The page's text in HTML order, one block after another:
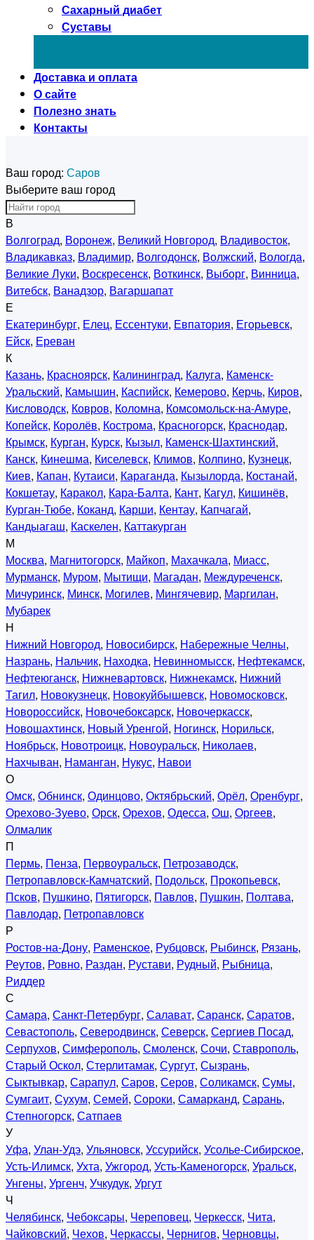
Сахарный диабет
Суставы
Доставка и оплата
О сайте
Полезно знать
Контакты
Ваш город: Саров
Выберите ваш город
В
Волгоград, Воронеж, Великий Новгород, Владивосток,
Владикавказ, Владимир, Волгодонск, Волжский, Вологда,
Великие Луки, Воскресенск, Воткинск, Выборг, Винница,
Витебск, Ванадзор, Вагаршапат
Е
Екатеринбург, Елец, Ессентуки, Евпатория, Егорьевск,
Ейск, Ереван
К
Казань, Красноярск, Калининград, Калуга, Каменск-
Уральский, Камышин, Каспийск, Кемерово, Керчь, Киров,
Кисловодск, Ковров, Коломна, Комсомольск-на-Амуре,
Копейск, Королёв, Кострома, Красногорск, Краснодар,
Крымск, Курган, Курск, Кызыл, Каменск-Шахтинский,
Канск, Кинешма, Киселевск, Климов, Колпино, Кузнецк,
Киев, Капан, Кутаиси, Караганда, Кызылорда, Костанай,
Кокшетау, Каракол, Кара-Балта, Кант, Кагул, Кишинёв,
Курган-Тюбе, Коканд, Карши, Кентау, Капчагай,
Кандыагаш, Каскелен, Каттакурган
М
Москва, Магнитогорск, Майкоп, Махачкала, Миасс,
Мурманск, Муром, Мытищи, Магадан, Междуреченск,
Мичуринск, Минск, Могилев, Мингячевир, Маргилан,
Мубарек
Н
Нижний Новгород, Новосибирск, Набережные Челны,
Назрань, Нальчик, Находка, Невинномысск, Нефтекамск,
Нефтеюганск, Нижневартовск, Нижнекамск, Нижний
Тагил, Новокузнецк, Новокуйбышевск, Новомосковск,
Новороссийск, Новочебоксарск, Новочеркасск,
Новошахтинск, Новый Уренгой, Ногинск, Норильск,
Ноябрьск, Новотроицк, Новоуральск, Николаев,
Нахчыван, Наманган, Нукус, Навои
О
Омск, Обнинск, Одинцово, Октябрьский, Орёл, Оренбург,
Орехово-Зуево, Орск, Орехов, Одесса, Ош, Оргеев,
Олмалик
П
Пермь, Пенза, Первоуральск, Петрозаводск,
Петропавловск-Камчатский, Подольск, Прокопьевск,
Псков, Пушкино, Пятигорск, Павлов, Пушкин, Полтава,
Павлодар, Петропавловск
Р
Ростов-на-Дону, Раменское, Рубцовск, Рыбинск, Рязань,
Реутов, Ровно, Раздан, Рустави, Рудный, Рыбница,
Риддер
С
Самара, Санкт-Петербург, Салават, Саранск, Саратов,
Севастополь, Северодвинск, Северск, Сергиев Посад,
Серпухов, Симферополь, Смоленск, Сочи, Ставрополь,
Старый Оскол, Стерлитамак, Сургут, Сызрань,
Сыктывкар, Сарапул, Саров, Серов, Соликамск, Сумы,
Сумгаит, Сухум, Семей, Сороки, Самарканд, Сарань,
Степногорск, Сатпаев
У
Уфа, Улан-Удэ, Ульяновск, Уссурийск, Усолье-Сибирское,
Усть-Илимск, Ухта, Ужгород, Усть-Каменогорск, Уральск,
Унгены, Ургенч, Учкудук, Ургут
Ч
Челябинск, Чебоксары, Череповец, Черкесск, Чита,
Чайковский, Чехов, Черкассы, Чернигов, Черновцы,